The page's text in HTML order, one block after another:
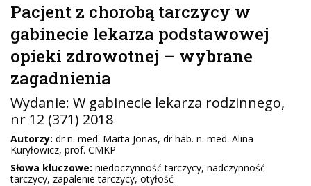
Pacjent z chorobą tarczycy w
gabinecie lekarza podstawowej
opieki zdrowotnej – wybrane
zagadnienia
Wydanie: W gabinecie lekarza rodzinnego,
nr 12 (371) 2018
Autorzy: dr n. med. Marta Jonas, dr hab. n. med. Alina
Kuryłowicz, prof. CMKP
Słowa kluczowe: niedoczynność tarczycy, nadczynność
tarczycy, zapalenie tarczycy, otyłość